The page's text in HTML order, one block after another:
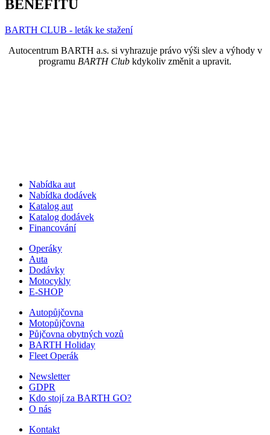
BENEFITŮ
BARTH CLUB - leták ke stažení
Autocentrum BARTH a.s. si vyhrazuje právo výši slev a výhody v
programu BARTH Club kdykoliv změnit a upravit.
Nabídka aut
Nabídka dodávek
Katalog aut
Katalog dodávek
Financování
Operáky
Auta
Dodávky
Motocykly
E-SHOP
Autopůjčovna
Motopůjčovna
Půjčovna obytných vozů
BARTH Holiday
Fleet Operák
Newsletter
GDPR
Kdo stojí za BARTH GO?
O nás
Kontakt